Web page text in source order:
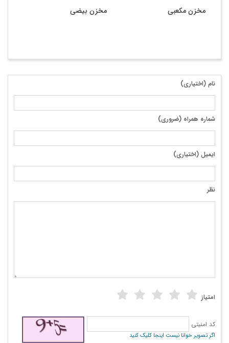
مخزن بیضی مخزن مکعبی
نام (اختیاری)
شماره همراه (ضروری)
ایمیل (اختیاری)
نظر
امتیاز
کد امنیتی
اگر تصویر خوانا نیست اینجا کلیک کنید